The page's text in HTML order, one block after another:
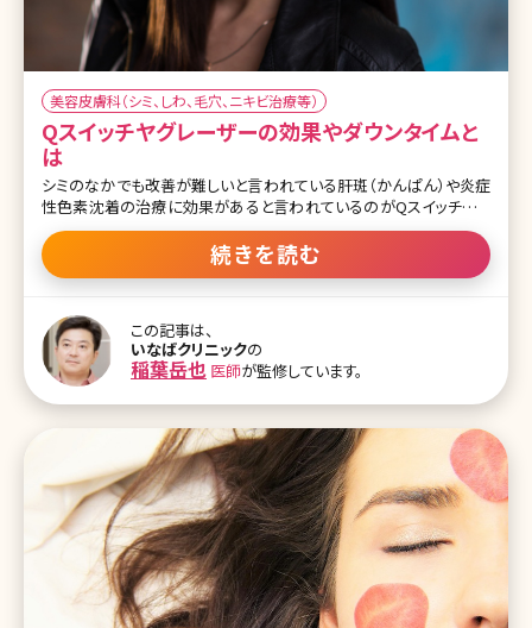
美容皮膚科（シミ、しわ、毛穴、ニキビ治療等）
Qスイッチヤグレーザーの効果やダウンタイムと
は
シミのなかでも改善が難しいと言われている肝斑（かんぱん）や炎症
性色素沈着の治療に効果があると言われているのがQスイッチヤグ
レーザーです。安全性が高く、あざやタトゥー除去にまで使用できると
して雑誌やテレビなどでもよく紹介されています。ここでは、Qスイッチ
ヤグレーザーについて詳しく説明していきます。 目次 1.Qスイッチヤグ
スイッチヤグレーザーの効果とメリット 1-3.Qスイッチヤグレーザーの
経過・ダウンタイム 1-4.Qスイッチヤグレーザーのデメリット 1-5.Qス
イッチヤグレーザーは1回でシミや肝斑がとれる? 2.Qスイッチヤグレ
ーザーの施術 2-1.Qスイッチヤグレーザーの施術プロセス 2-2.Qスイ
ッチヤグレーザーの価格 2-3.Qスイッチヤグレーザーの口コミ 3.まと
続きを読む
この記事は、
いなばクリニックの
稲葉岳也 医師が監修しています。